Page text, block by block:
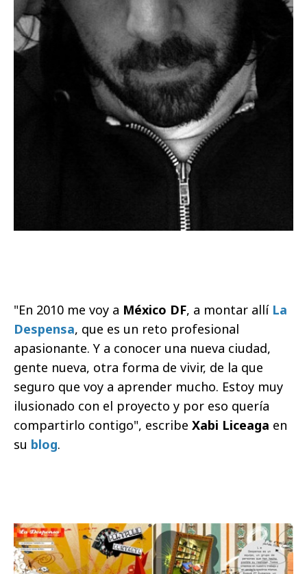
"En 2010 me voy a México DF, a montar allí La
Despensa, que es un reto profesional
apasionante. Y a conocer una nueva ciudad,
gente nueva, otra forma de vivir, de la que
seguro que voy a aprender mucho. Estoy muy
ilusionado con el proyecto y por eso quería
compartirlo contigo", escribe Xabi Liceaga en
su blog.